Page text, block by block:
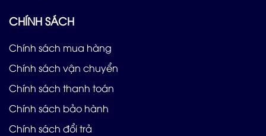
CHÍNH SÁCH
Chính sách mua hàng
Chính sách vận chuyển
Chính sách thanh toán
Chính sách bảo hành
Chính sách đổi trả